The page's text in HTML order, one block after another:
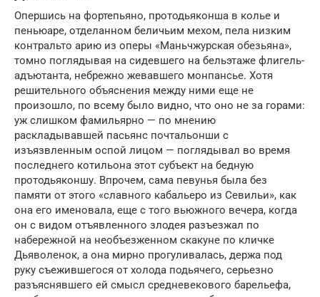
Опершись на фортепьяно, протодьяконша в колье и
пеньюаре, отделанном беличьим мехом, пела низким
контральто арию из оперы «Маньчжурская обезьяна»,
томно поглядывая на сидевшего на бельэтаже флигель-
адъютанта, небрежно жевавшего монпансье. Хотя
решительного объяснения между ними еще не
произошло, по всему было видно, что оно не за горами:
уж слишком фамильярно — по мнению
раскладывавшей пасьянс почтальонши с
изъязвленным оспой лицом — поглядывал во время
последнего котильона этот субъект на бедную
протодьяконшу. Впрочем, сама певунья была без
памяти от этого «славного кабальеро из Севильи», как
она его именовала, еще с того вьюжного вечера, когда
он с видом отъявленного злодея разъезжал по
набережной на необъезженном скакуне по кличке
Дьяволенок, а она мирно прогуливалась, держа под
руку съежившегося от холода подьячего, серьезно
разъяснявшего ей смысл средневекового барельефа,